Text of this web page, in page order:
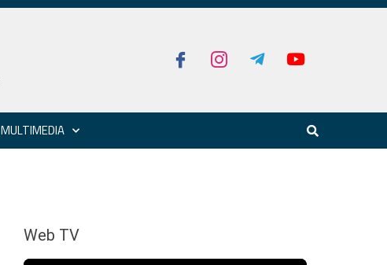
MULTIMEDIA
Web TV